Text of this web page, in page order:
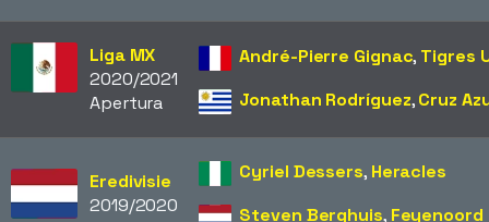
Liga MX
2020/2021
Apertura
André-Pierre Gignac, Tigres
Jonathan Rodríguez,Cruz
Eredivisie
2019/2020
Cyriel Dessers, Heracles
Steven Berghuis, Feyenoord